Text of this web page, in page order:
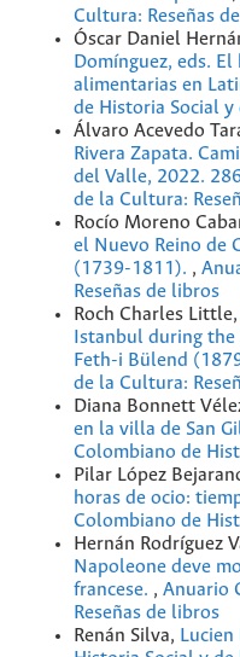
Cultura: Reseñas
Óscar Daniel
Domínguez, eds.
alimentarias en
de Historia Social
Álvaro Acevedo
Rivera Zapata.
del Valle, 2022.
de la Cultura:
Rocío Moreno
el Nuevo Reino de
(1739-1811). ,
Reseñas de libros
Roch Charles Little,
Istanbul during
Feth-i Bülend
de la Cultura:
Diana Bonnett
en la villa de San
Colombiano de
Pilar López
horas de ocio:
Colombiano de
Hernán Rodríguez
Napoleone deve
francese. , Anuario
Reseñas de libros
Renán Silva,